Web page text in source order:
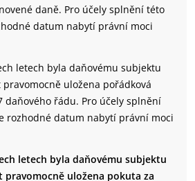
daně. Pro účely splnění této
datum nabytí právní moci
letech byla daňovému subjektu
uložena pořádková
daňového řádu. Pro účely splnění
rozhodné datum nabytí právní moci
letech byla daňovému subjektu
pravomocně uložena pokuta za